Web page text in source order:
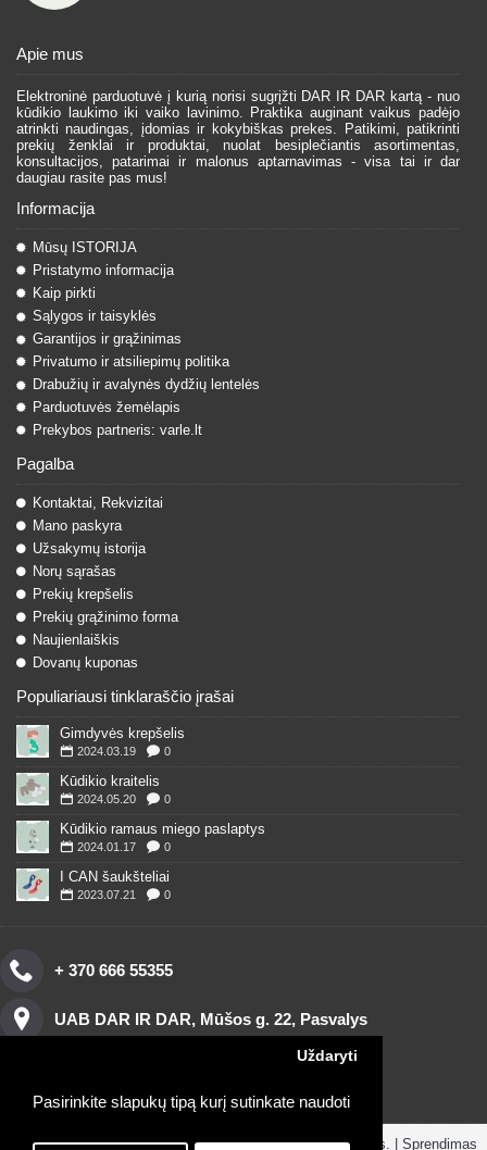
Pasirinkite slapukų tipą kurį sutinkate naudoti
Uždaryti
Apie mus
Elektroninė parduotuvė į kurią norisi sugrįžti DAR IR DAR kartą - nuo
kūdikio laukimo iki vaiko lavinimo. Praktika auginant vaikus padėjo
atrinkti naudingas, įdomias ir kokybiškas prekes. Patikimi, patikrinti
prekių ženklai ir produktai, nuolat besiplečiantis asortimentas,
konsultacijos, patarimai ir malonus aptarnavimas - visa tai ir dar
daugiau rasite pas mus!
Informacija
Mūsų ISTORIJA
Pristatymo informacija
Kaip pirkti
Sąlygos ir taisyklės
Garantijos ir grąžinimas
Privatumo ir atsiliepimų politika
Drabužių ir avalynės dydžių lentelės
Parduotuvės žemėlapis
Prekybos partneris: varle.lt
Pagalba
Kontaktai, Rekvizitai
Mano paskyra
Užsakymų istorija
Norų sąrašas
Prekių krepšelis
Prekių grąžinimo forma
Naujienlaiškis
Dovanų kuponas
Populiariausi tinklaraščio įrašai
Gimdyvės krepšelis
2024.03.19 0
Kūdikio kraitelis
2024.05.20 0
Kūdikio ramaus miego paslaptys
2024.01.17 0
I CAN šaukšteliai
2023.07.21 0
+ 370 666 55355
UAB DAR IR DAR, Mūšos g. 22, Pasvalys
Copyright © 2016, www.darirdar.lt visos teisės saugomos. | Sprendimas